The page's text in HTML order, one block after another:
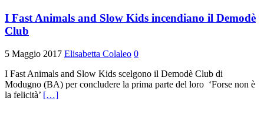
I Fast Animals and Slow Kids incendiano il Demodè
Club
5 Maggio 2017 Elisabetta Colaleo 0
I Fast Animals and Slow Kids scelgono il Demodè Club di
Modugno (BA) per concludere la prima parte del loro ‘Forse non è
la felicità’ […]